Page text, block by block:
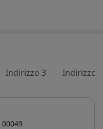
Indirizzo 3 Indirizzo 4
00049